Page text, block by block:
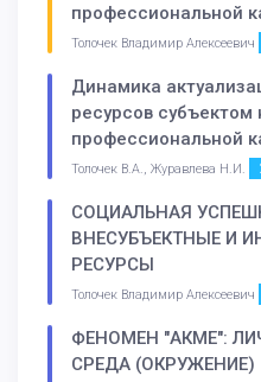
профессиональной
Толочек Владимир Алексеевич
Динамика
ресурсов
профессиональной
Толочек В.А., Журавлева Н.И.
СОЦИАЛЬНАЯ
ВНЕСУБЪЕКТНЫЕ И
РЕСУРСЫ
Толочек Владимир Алексеевич
ФЕНОМЕН "АКМЕ":
СРЕДА (ОКРУЖЕНИЕ)